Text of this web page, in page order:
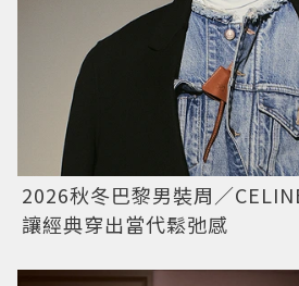
2026秋冬巴黎男裝周／
讓經典穿出當代鬆弛感